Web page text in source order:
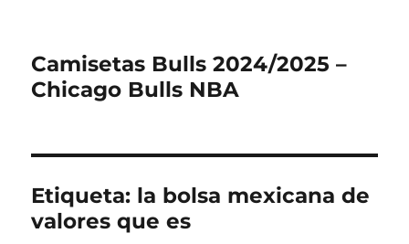
Camisetas Bulls 2024/2025 –
Chicago Bulls NBA
Etiqueta: la bolsa mexicana de
valores que es